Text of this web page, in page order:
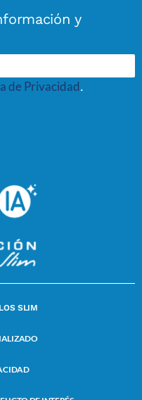
y
de Privacidad.
SLIM